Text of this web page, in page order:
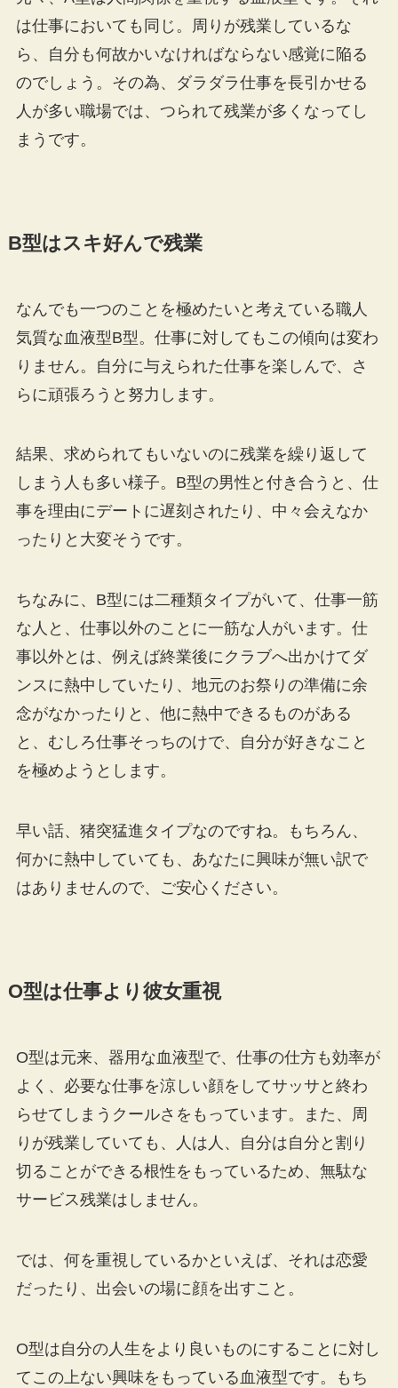
は仕事においても同じ。周りが残業しているな
ら、自分も何故かいなければならない感覚に陥る
のでしょう。その為、ダラダラ仕事を長引かせる
人が多い職場では、つられて残業が多くなってし
まうです。
B型はスキ好んで残業
なんでも一つのことを極めたいと考えている職人
気質な血液型B型。仕事に対してもこの傾向は変わ
りません。自分に与えられた仕事を楽しんで、さ
らに頑張ろうと努力します。
結果、求められてもいないのに残業を繰り返して
しまう人も多い様子。B型の男性と付き合うと、仕
事を理由にデートに遅刻されたり、中々会えなか
ったりと大変そうです。
ちなみに、B型には二種類タイプがいて、仕事一筋
な人と、仕事以外のことに一筋な人がいます。仕
事以外とは、例えば終業後にクラブへ出かけてダ
ンスに熱中していたり、地元のお祭りの準備に余
念がなかったりと、他に熱中できるものがある
と、むしろ仕事そっちのけで、自分が好きなこと
を極めようとします。
早い話、猪突猛進タイプなのですね。もちろん、
何かに熱中していても、あなたに興味が無い訳で
はありませんので、ご安心ください。
O型は仕事より彼女重視
O型は元来、器用な血液型で、仕事の仕方も効率が
よく、必要な仕事を涼しい顔をしてサッサと終わ
らせてしまうクールさをもっています。また、周
りが残業していても、人は人、自分は自分と割り
切ることができる根性をもっているため、無駄な
サービス残業はしません。
では、何を重視しているかといえば、それは恋愛
だったり、出会いの場に顔を出すこと。
O型は自分の人生をより良いものにすることに対し
てこの上ない興味をもっている血液型です。もち